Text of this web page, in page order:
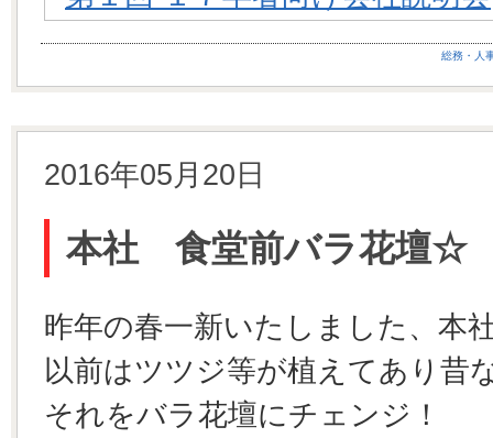
総務・人
2016年05月20日
本社 食堂前バラ花壇☆
昨年の春一新いたしました、本
以前はツツジ等が植えてあり昔
それをバラ花壇にチェンジ！